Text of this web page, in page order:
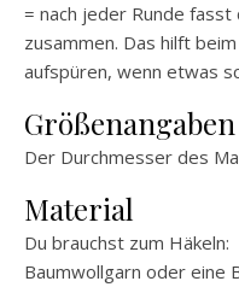
= nach jeder Runde
zusammen. Das hilft
aufspüren, wenn etwas
Größenangaben
Der Durchmesser des
Material
Du brauchst zum Häkeln:
Baumwollgarn oder eine